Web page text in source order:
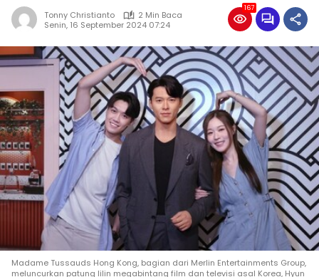
Tonny Christianto
2 Min Baca
Senin, 16 September 2024 07:24
167
Madame Tussauds Hong Kong, bagian dari Merlin Entertainments Group,
meluncurkan patung lilin megabintang film dan televisi asal Korea, Hyun